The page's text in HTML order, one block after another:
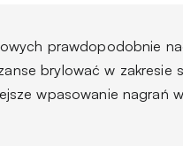
prawdopodobnie
brylować w zakresie
wpasowanie nagrań